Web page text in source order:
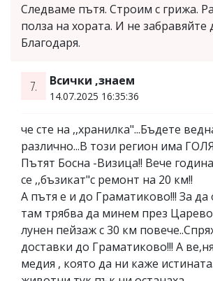
Следваме пътя. Строим с грижа.
полза на хората. И не забравяйте
Благодаря.
7. Всички ,знаем
14.07.2025 16:35:36
че сте на ,,хранилка"...Бъдете
различно...В този регион има
Пътят Босна -Визица!! Вече
се ,,бъзикат"с ремонт на 20 км!!
А пътя е и до Граматиково!!! За
там трябва да минем през
лунен пейзаж с 30 км
доставки до Граматиково!!! А
медия , която да ни каже